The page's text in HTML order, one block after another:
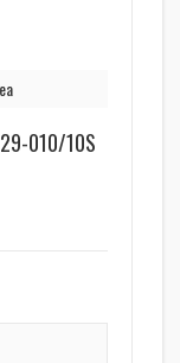
010/10S